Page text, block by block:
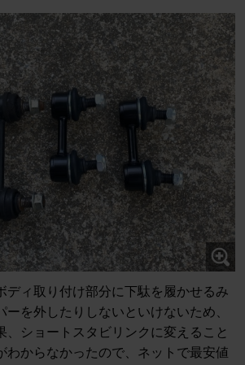
ディ取り付け部分に下駄を履かせるみ
ーを外したりしないといけないため、
、ショートスタビリンクに変えること
わからなかったので、ネットで最安値